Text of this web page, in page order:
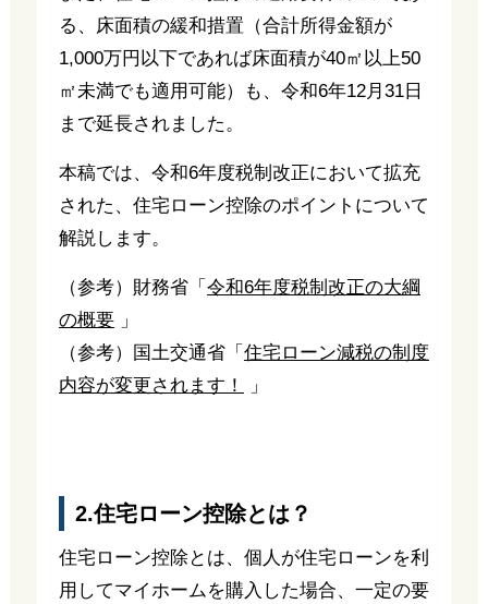
る、床面積の緩和措置（合計所得金額が
1,000万円以下であれば床面積が40㎡以上50
㎡未満でも適用可能）も、令和6年12月31日
まで延長されました。
本稿では、令和6年度税制改正において拡充
された、住宅ローン控除のポイントについて
解説します。
（参考）財務省「 令和6年度税制改正の大綱
の概要」
（参考）国土交通省「 住宅ローン減税の制度
内容が変更されます！
」
2.住宅ローン控除とは？
住宅ローン控除とは、個人が住宅ローンを利
用してマイホームを購入した場合、一定の要